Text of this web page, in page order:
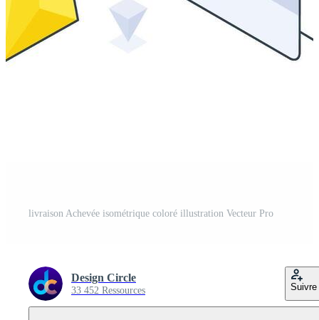
livraison Achevée isométrique coloré illustration Vecteur Pro
Design Circle
33 452 Ressources Suivre